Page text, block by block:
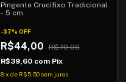
Pingente Crucifixo Tradicional
- 5 cm
-37% OFF
R$44,00
R$70,00
R$39,60 com Pix
8 x de R$5,50 sem juros